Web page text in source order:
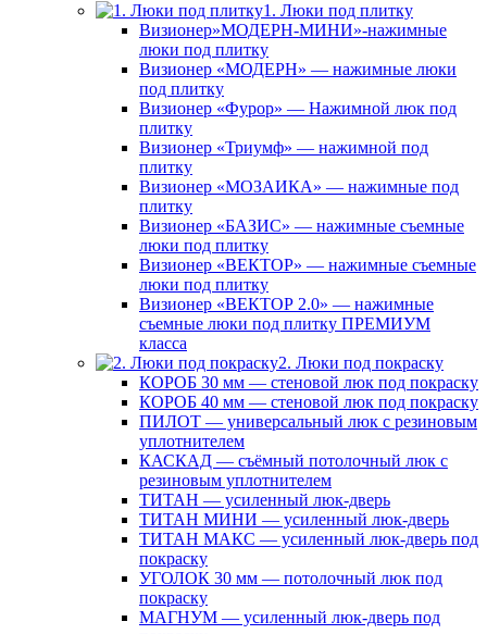
1. Люки под плитку
Визионер»МОДЕРН-МИНИ»-нажимные
люки под плитку
Визионер «МОДЕРН» — нажимные люки
под плитку
Визионер «Фурор» — Нажимной люк под
плитку
Визионер «Триумф» — нажимной под
плитку
Визионер «МОЗАИКА» — нажимные под
плитку
Визионер «БАЗИС» — нажимные съемные
люки под плитку
Визионер «ВЕКТОР» — нажимные съемные
люки под плитку
Визионер «ВЕКТОР 2.0» — нажимные
съемные люки под плитку ПРЕМИУМ
класса
2. Люки под покраску
КОРОБ 30 мм — стеновой люк под покраску
КОРОБ 40 мм — стеновой люк под покраску
ПИЛОТ — универсальный люк с резиновым
уплотнителем
КАСКАД — съёмный потолочный люк с
резиновым уплотнителем
ТИТАН — усиленный люк-дверь
ТИТАН МИНИ — усиленный люк-дверь
ТИТАН МАКС — усиленный люк-дверь под
покраску
УГОЛОК 30 мм — потолочный люк под
покраску
МАГНУМ — усиленный люк-дверь под